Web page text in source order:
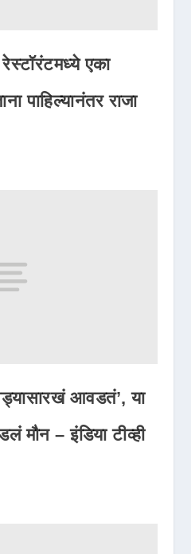
रेस्टॉरंटमध्ये एका
पाहिल्यानंतर राजा
आवडतं’, या
मौन – इंडिया टीव्ही